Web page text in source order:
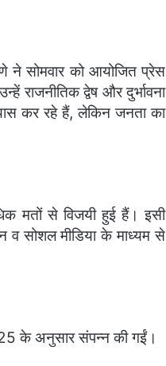
ने सोमवार को आयोजित प्रेस
राजनीतिक द्वेष और दुर्भावना
कर रहे हैं, लेकिन जनता का
मतों से विजयी हुई हैं। इसी
सोशल मीडिया के माध्यम से
के अनुसार संपन्न की गईं।